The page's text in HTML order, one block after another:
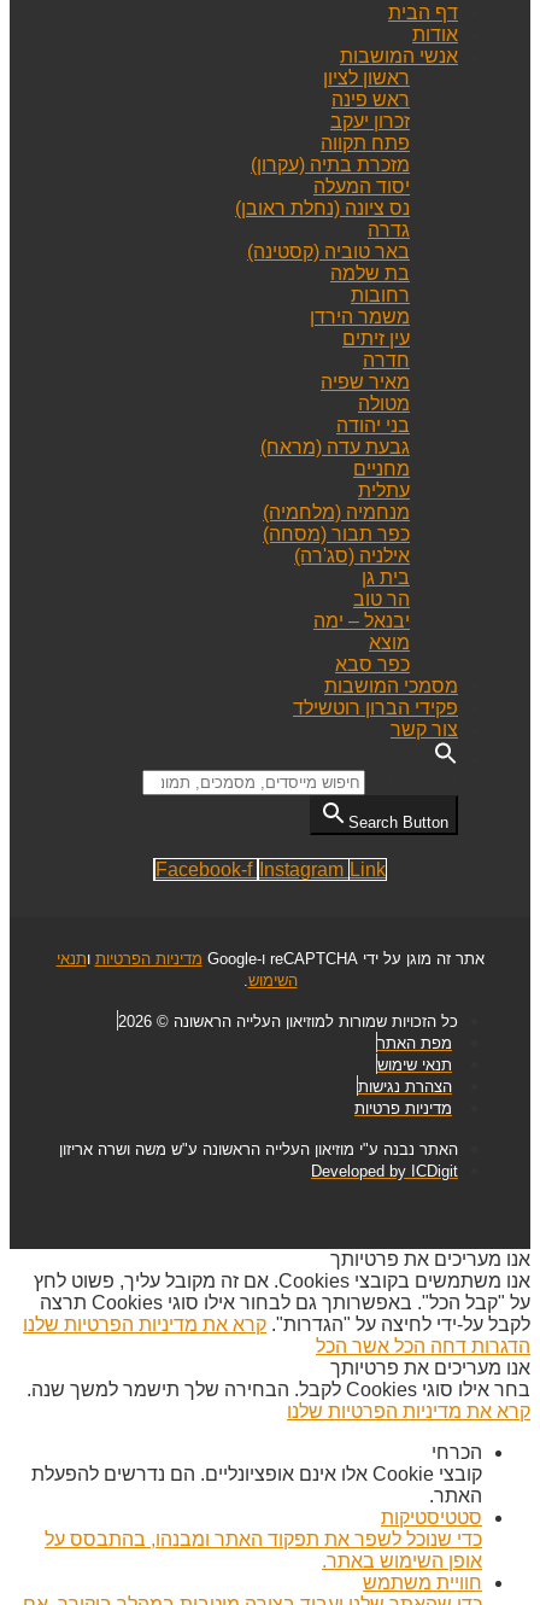
דף הבית
אודות
אנשי המושבות
ראשון לציון
ראש פינה
זכרון יעקב
פתח תקווה
מזכרת בתיה (עקרון)
יסוד המעלה
נס ציונה (נחלת ראובן)
גדרה
באר טוביה (קסטינה)
בת שלמה
רחובות
משמר הירדן
עין זיתים
חדרה
מאיר שפיה
מטולה
בני יהודה
גבעת עדה (מראח)
מחניים
עתלית
מנחמיה (מלחמיה)
כפר תבור (מסחה)
אילניה (סג'רה)
בית גן
הר טוב
יבנאל – ימה
מוצא
כפר סבא
מסמכי המושבות
פקידי הברון רוטשילד
צור קשר
Search Button
Facebook-f Instagram Link
אתר זה מוגן על ידי reCAPTCHA ו-Google מדיניות הפרטיות ותנאי
השימוש
כל הזכויות שמורות למוזיאון העלייה הראשונה © 2026
מפת האתר
תנאי שימוש
הצהרת נגישות
מדיניות פרטיות
האתר נבנה ע"י מוזיאון העלייה הראשונה ע"ש משה ושרה אריזון
Developed by ICDigit
אנו מעריכים את פרטיותך
אנו משתמשים בקובצי Cookies. אם זה מקובל עליך, פשוט לחץ
על "קבל הכל". באפשרותך גם לבחור אילו סוגי Cookies תרצה
לקבל על-ידי לחיצה על "הגדרות". קרא את מדיניות הפרטיות שלנו
הדגרות דחה הכל אשר הכל
אנו מעריכים את פרטיותך
בחר אילו סוגי Cookies לקבל. הבחירה שלך תישמר למשך שנה.
קרא את מדיניות הפרטיות שלנו
הכרחי
קובצי Cookie אלו אינם אופציונליים. הם נדרשים להפעלת
האתר.
סטטיסטיקות
כדי שנוכל לשפר את תפקוד האתר ומבנהו, בהתבסס על
אופן השימוש באתר.
חוויית משתמש